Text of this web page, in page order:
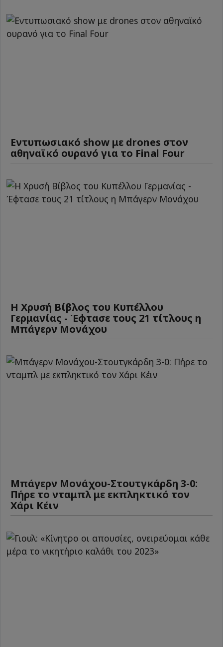
Εντυπωσιακό show με drones στον
αθηναϊκό ουρανό για το Final Four
Η Χρυσή Βίβλος του Κυπέλλου
Γερμανίας - Έφτασε τους 21 τίτλους η
Μπάγερν Μονάχου
Μπάγερν Μονάχου-Στουτγκάρδη 3-0:
Πήρε το νταμπλ με εκπληκτικό τον
Χάρι Κέιν